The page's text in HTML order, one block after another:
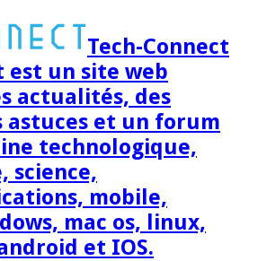
Tech-Connect
est un site web
actualités, des
et un forum
technologique,
science,
mobile,
mac os, linux,
et IOS.